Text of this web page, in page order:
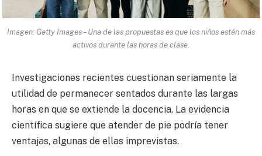
Imagen: Getty Images – Una de las propuestas es que los niños estén más
activos durante las horas de clase.
Investigaciones recientes cuestionan seriamente la
utilidad de permanecer sentados durante las largas
horas en que se extiende la docencia. La evidencia
científica sugiere que atender de pie podría tener
ventajas, algunas de ellas imprevistas.